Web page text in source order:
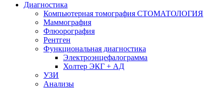
Диагностика
Компьютерная томография СТОМАТОЛОГИЯ
Маммография
Флюорография
Рентген
Функциональная диагностика
Электроэнцефалограмма
Холтер ЭКГ + АД
УЗИ
Анализы